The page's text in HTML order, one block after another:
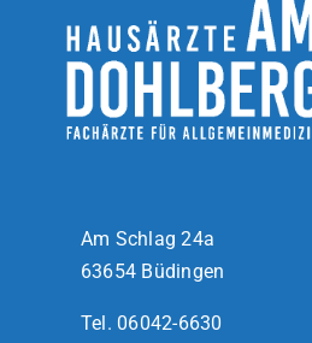
Am Schlag 24a
63654 Büdingen
Tel. 06042-6630